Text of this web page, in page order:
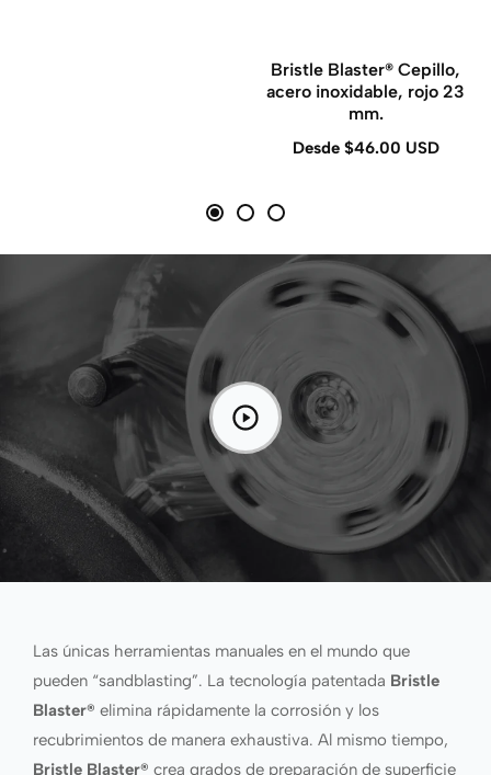
Bristle Blaster® Cepillo,
acero inoxidable, rojo 23
mm.
Precio
Desde $46.00 USD
Las únicas herramientas manuales en el mundo que
pueden “sandblasting”. La tecnología patentada Bristle
Blaster® elimina rápidamente la corrosión y los
recubrimientos de manera exhaustiva. Al mismo tiempo,
Bristle Blaster® crea grados de preparación de superficie